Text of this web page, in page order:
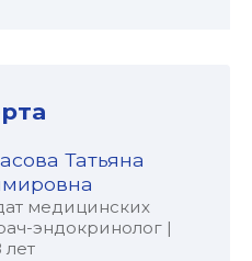
Татьяна
медицинских
эндокринолог |
лет